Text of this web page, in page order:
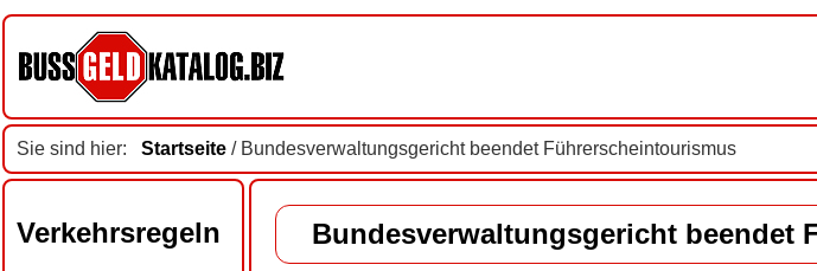
Sie sind hier: Startseite / Bundesverwaltungsgericht beendet Führerscheintourismus
Verkehrsregeln Bundesverwaltungsgericht beendet